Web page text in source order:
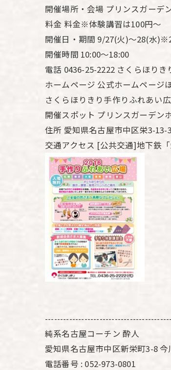
開催場所・会場 プリンスガー
料金 料金※体験講習は100円～
開催日・期間 9/27(火)～28(水
開催時間 10:00～18:00
電話 0436-25-2222 さくらほりき
ホームページ 公式ホームページ
さくらほりきり手作りふれあい
開催スポット プリンスガーデ
住所 愛知県名古屋市中区栄3-13-
交通アクセス [公共交通]地下鉄
純系名古屋コーチン 酔人
愛知県名古屋市中区新栄町3-8 今
電話番号 : 052-973-0801